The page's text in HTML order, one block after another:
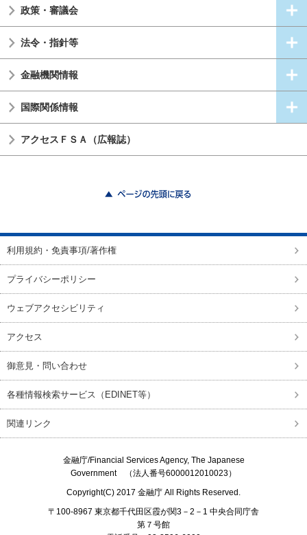
政策・審議会
法令・指針等
金融機関情報
国際関係情報
アクセスＦＳＡ（広報誌）
利用規約・免責事項/著作権
プライバシーポリシー
ウェブアクセシビリティ
アクセス
御意見・問い合わせ
各種情報検索サービス（EDINET等）
関連リンク
金融庁/Financial Services Agency, The Japanese
Government（法人番号6000012010023）
Copyright(C) 2017 金融庁 All Rights Reserved.
〒100-8967 東京都千代田区霞が関3－2－1 中央合同庁舎
第７号館